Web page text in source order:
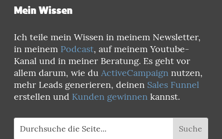
Mein Wissen
Ich teile mein Wissen in meinem Newsletter,
in meinem Podcast, auf meinem Youtube-
Kanal und in meiner Beratung. Es geht vor
allem darum, wie du ActiveCampaign nutzen,
mehr Leads generieren, deinen Sales Funnel
erstellen und Kunden gewinnen kannst.